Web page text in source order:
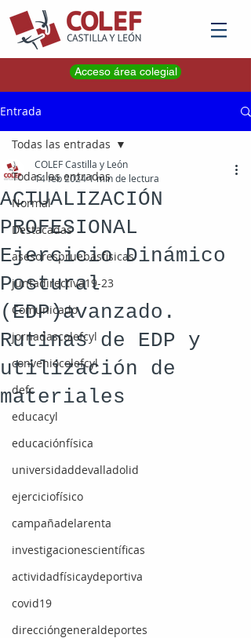
Acceso área colegial
Entrada
Todas las entradas
Normal
Destacadas
asesorespruebasfisicas
juntadirectiva19-23
Comunicado
jornadascolefcyl
conveniocolefcyl
defc
educacyl
educaciónfísica
universidaddevalladolid
ejerciciofísico
campañadelarenta
investigacionescientíficas
actividadfísicaydeportiva
covid19
direccióngeneraldeportes
Todas las entradas
ACTUALIZACIÓN
PROFESIONAL
Ejercicio Dinámico
Postural
(EDP)avanzado.
Rutinas de EDP y
utilización de
materiales
COLEF Castilla y León
14 feb 20241 min de lectura